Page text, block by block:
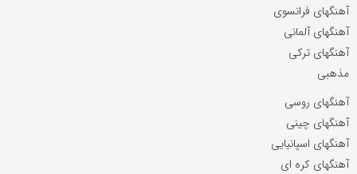
آهنگهای فرانسوی
آهنگهای آلمانی
آهنگهای ترکی
مذهبی
آهنگهای روسی
آهنگهای چینی
آهنگهای اسپانیایی
آهنگهای کره ای